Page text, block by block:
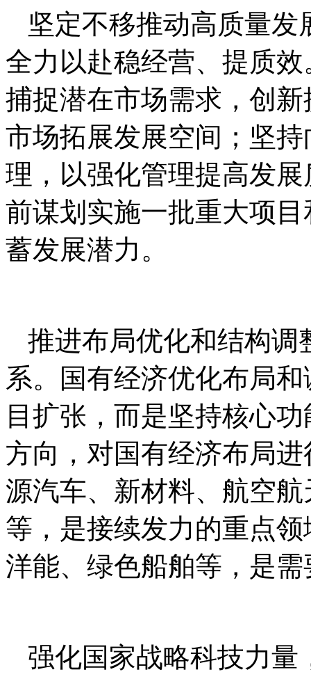
坚定不移推动高质量
全力以赴稳经营、提质
捕捉潜在市场需求，创
市场拓展发展空间；坚
理，以强化管理提高发
前谋划实施一批重大项
蓄发展潜力。
推进布局优化和结构调
系。国有经济优化布局
目扩张，而是坚持核心
方向，对国有经济布局
源汽车、新材料、航空
等，是接续发力的重点
洋能、绿色船舶等，是
强化国家战略科技力量